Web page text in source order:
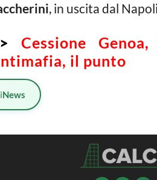
, in uscita dal
Cessione
il punto
News